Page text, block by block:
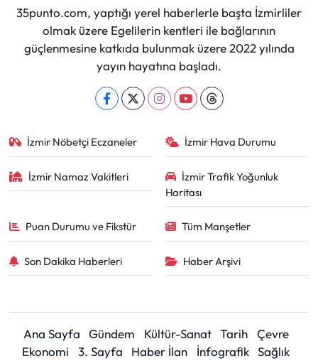
35punto.com, yaptığı yerel haberlerle başta İzmirliler
olmak üzere Egelilerin kentleri ile bağlarının
güçlenmesine katkıda bulunmak üzere 2022 yılında
yayın hayatına başladı.
İzmir Nöbetçi Eczaneler İzmir Hava Durumu
İzmir Namaz Vakitleri
İzmir Trafik Yoğunluk
Haritası
Puan Durumu ve Fikstür Tüm Manşetler
Son Dakika Haberleri Haber Arşivi
Ana Sayfa Gündem Kültür-Sanat Tarih
Çevre
Ekonomi
3. Sayfa Haber İlan İnfografik Sağlık